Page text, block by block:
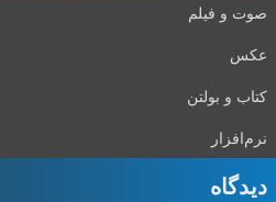
صوت و فیلم
عکس
کتاب و بولتن
نرم‌افزار
دیدگاه‌